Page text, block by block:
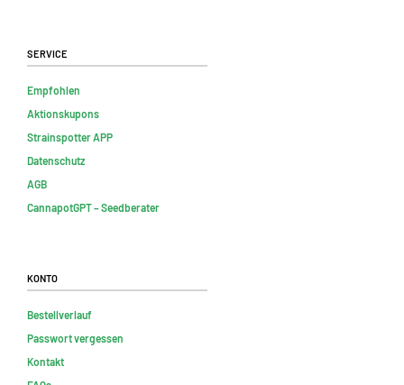
Service
Empfohlen
Aktionskupons
Strainspotter APP
Datenschutz
AGB
CannapotGPT – Seedberater
Konto
Bestellverlauf
Passwort vergessen
Kontakt